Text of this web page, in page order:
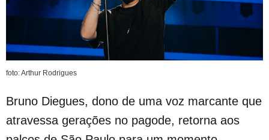
foto: Arthur Rodrigues
Bruno Diegues, dono de uma voz marcante que
atravessa gerações no pagode, retorna aos